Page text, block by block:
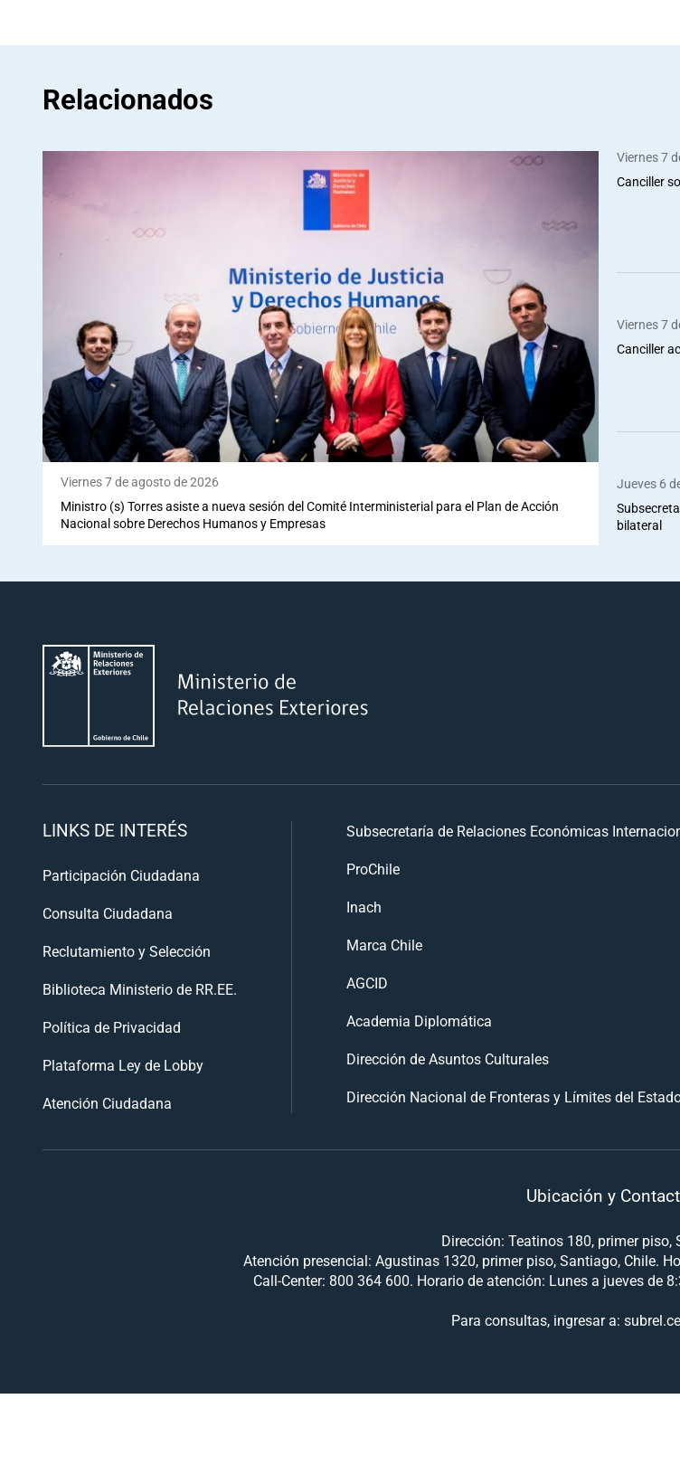
Relacionados
Viernes 7 de agosto de 2026
Ministro (s) Torres asiste a nueva sesión del Comité Interministerial para el Plan de Acción
Nacional sobre Derechos Humanos y Empresas
Viernes 7
Canciller
Viernes 7
Canciller
Jueves 6
bilateral
LINKS DE INTERÉS
Participación Ciudadana
Consulta Ciudadana
Reclutamiento y Selección
Biblioteca Ministerio de RR.EE.
Política de Privacidad
Plataforma Ley de Lobby
Atención Ciudadana
Subsecretaría de Relaciones Económicas
ProChile
Inach
Marca Chile
AGCID
Academia Diplomática
Dirección de Asuntos Culturales
Dirección Nacional de Fronteras y Límites del
Ubicación y
Dirección: Teatinos 180, primer piso,
Atención presencial: Agustinas 1320, primer piso, Santiago, Chile.
Call-Center: 800 364 600. Horario de atención: Lunes a jueves de
Para consultas, ingresar a: